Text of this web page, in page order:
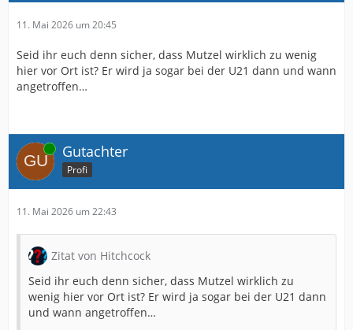
11. Mai 2026 um 20:45
Seid ihr euch denn sicher, dass Mutzel wirklich zu wenig
hier vor Ort ist? Er wird ja sogar bei der U21 dann und wann
angetroffen…
Online Gutachter
Profi
11. Mai 2026 um 22:43
Zitat von Hitchcock
Seid ihr euch denn sicher, dass Mutzel wirklich zu
wenig hier vor Ort ist? Er wird ja sogar bei der U21 dann
und wann angetroffen…